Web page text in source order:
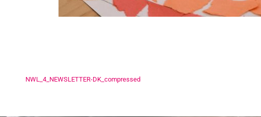
NWL_4_NEWSLETTER-DK_compressed